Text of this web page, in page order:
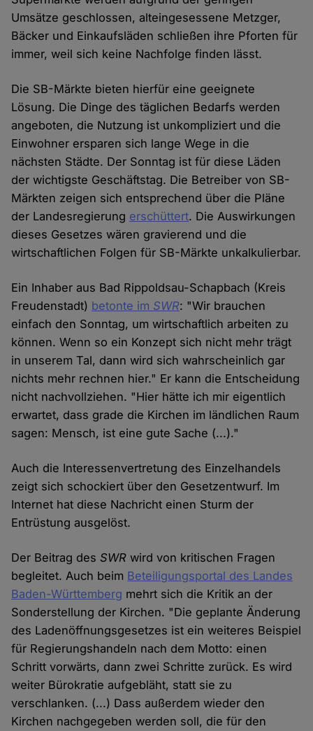
Umsätze geschlossen, alteingesessene Metzger,
Bäcker und Einkaufsläden schließen ihre Pforten für
immer, weil sich keine Nachfolge finden lässt.
Die SB-Märkte bieten hierfür eine geeignete
Lösung. Die Dinge des täglichen Bedarfs werden
angeboten, die Nutzung ist unkompliziert und die
Einwohner ersparen sich lange Wege in die
nächsten Städte. Der Sonntag ist für diese Läden
der wichtigste Geschäftstag. Die Betreiber von SB-
Märkten zeigen sich entsprechend über die Pläne
der Landesregierung erschüttert. Die Auswirkungen
dieses Gesetzes wären gravierend und die
wirtschaftlichen Folgen für SB-Märkte unkalkulierbar.
Ein Inhaber aus Bad Rippoldsau-Schapbach (Kreis
Freudenstadt) betonte im SWR: "Wir brauchen
einfach den Sonntag, um wirtschaftlich arbeiten zu
können. Wenn so ein Konzept sich nicht mehr trägt
in unserem Tal, dann wird sich wahrscheinlich gar
nichts mehr rechnen hier." Er kann die Entscheidung
nicht nachvollziehen. "Hier hätte ich mir eigentlich
erwartet, dass grade die Kirchen im ländlichen Raum
sagen: Mensch, ist eine gute Sache (...)."
Auch die Interessenvertretung des Einzelhandels
zeigt sich schockiert über den Gesetzentwurf. Im
Internet hat diese Nachricht einen Sturm der
Entrüstung ausgelöst.
Der Beitrag desSWR wird von kritischen Fragen
begleitet. Auch beim Beteiligungsportal des Landes
Baden-Württemberg mehrt sich die Kritik an der
Sonderstellung der Kirchen. "Die geplante Änderung
des Ladenöffnungsgesetzes ist ein weiteres Beispiel
für Regierungshandeln nach dem Motto: einen
Schritt vorwärts, dann zwei Schritte zurück. Es wird
weiter Bürokratie aufgebläht, statt sie zu
verschlanken. (...) Dass außerdem wieder den
Kirchen nachgegeben werden soll, die für den